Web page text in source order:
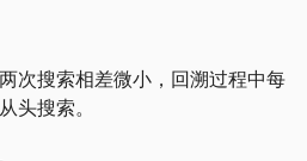
次搜索相差微小，回溯过程中每
头搜索。